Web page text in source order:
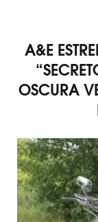
A&E
OSCURA